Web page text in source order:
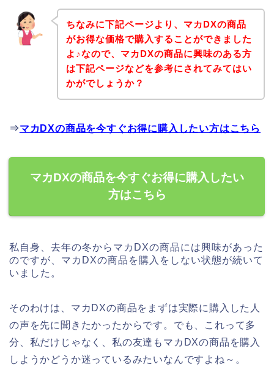
ちなみに下記ページより、マカDXの商品
がお得な価格で購入することができました
よ♪なので、マカDXの商品に興味のある方
は下記ページなどを参考にされてみてはい
かがでしょうか？
⇒マカDXの商品を今すぐお得に購入したい方はこちら
マカDXの商品を今すぐお得に購入したい
方はこちら
私自身、去年の冬からマカDXの商品には興味があった
のですが、マカDXの商品を購入をしない状態が続いて
いました。
そのわけは、マカDXの商品をまずは実際に購入した人
の声を先に聞きたかったからです。でも、これって多
分、私だけじゃなく、私の友達もマカDXの商品を購入
しようかどうか迷っているみたいなんですよね～。